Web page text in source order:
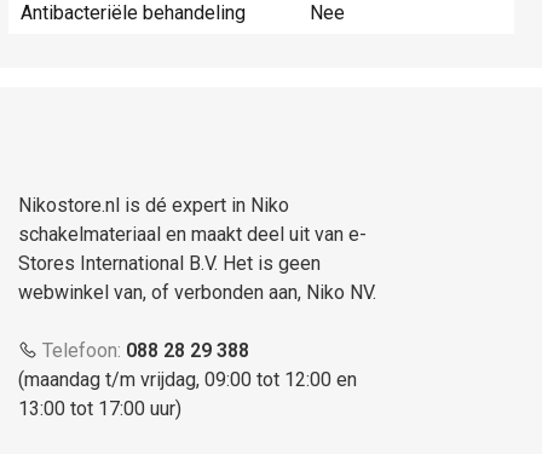
Antibacteriële behandeling
Nee
Nikostore.nl is dé expert in Niko
schakelmateriaal en maakt deel uit van e-
Stores International B.V. Het is geen
webwinkel van, of verbonden aan, Niko NV.
Telefoon: 088 28 29 388
(maandag t/m vrijdag, 09:00 tot 12:00 en
13:00 tot 17:00 uur)